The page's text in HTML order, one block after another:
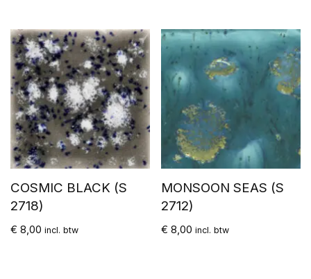
COSMIC BLACK (S
2718)
€ 8,00 incl. btw
MONSOON SEAS (S
2712)
€ 8,00 incl. btw